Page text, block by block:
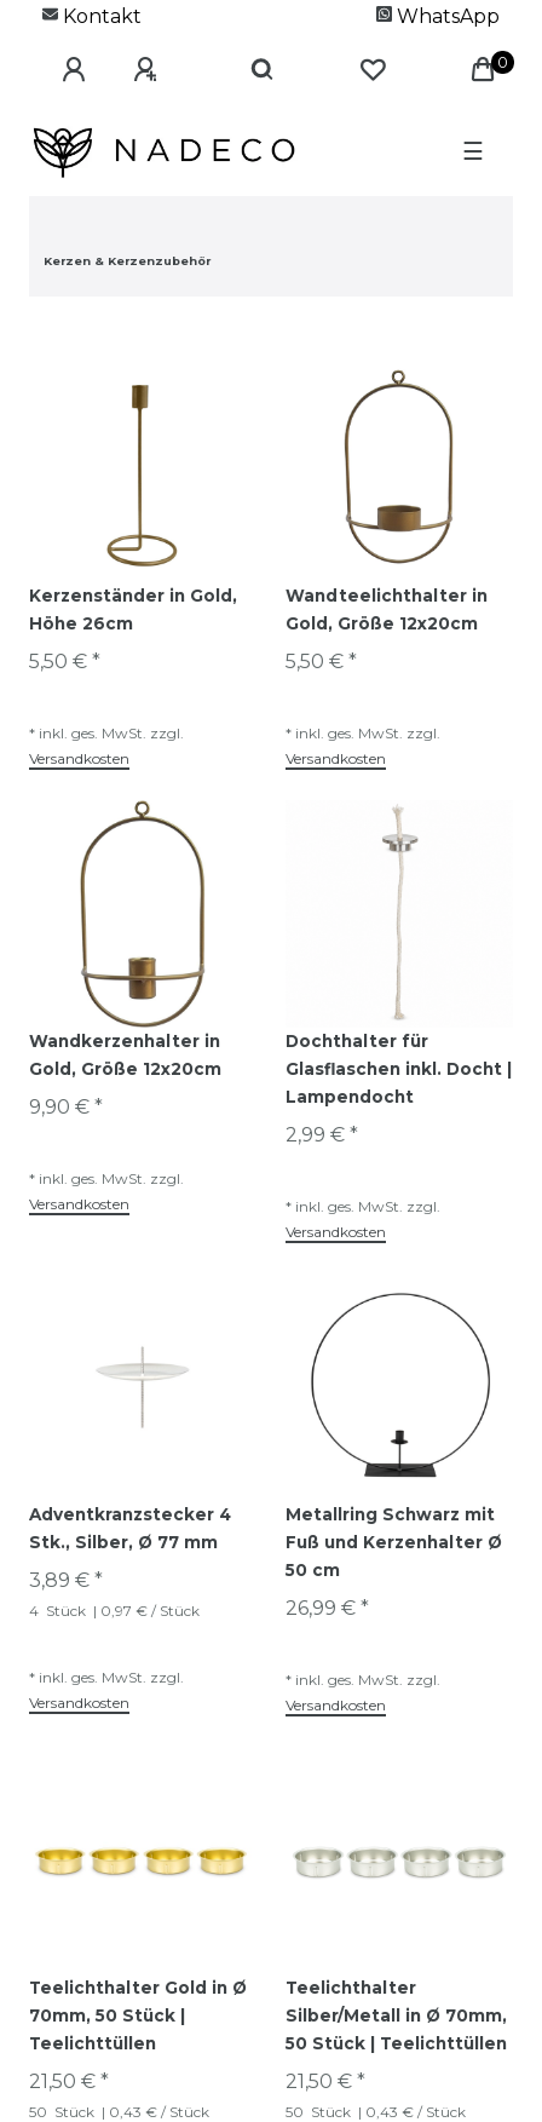
Kontakt WhatsApp
0
☰
Kerzen & Kerzenzubehör
Kerzenständer in Gold,
Höhe 26cm
5,50 € *
* inkl. ges. MwSt. zzgl.
Versandkosten
Wandteelichthalter in
Gold, Größe 12x20cm
5,50 € *
* inkl. ges. MwSt. zzgl.
Versandkosten
Wandkerzenhalter in
Gold, Größe 12x20cm
9,90 € *
* inkl. ges. MwSt. zzgl.
Versandkosten
Dochthalter für
Glasflaschen inkl. Docht |
Lampendocht
2,99 € *
* inkl. ges. MwSt. zzgl.
Versandkosten
Adventkranzstecker 4
Stk., Silber, Ø 77 mm
3,89 € *
4 Stück | 0,97 € / Stück
* inkl. ges. MwSt. zzgl.
Versandkosten
Metallring Schwarz mit
Fuß und Kerzenhalter Ø
50 cm
26,99 € *
* inkl. ges. MwSt. zzgl.
Versandkosten
Teelichthalter Gold in Ø
70mm, 50 Stück |
Teelichttüllen
21,50 € *
50 Stück | 0,43 € / Stück
Teelichthalter
Silber/Metall in Ø 70mm,
50 Stück | Teelichttüllen
21,50 € *
50 Stück | 0,43 € / Stück